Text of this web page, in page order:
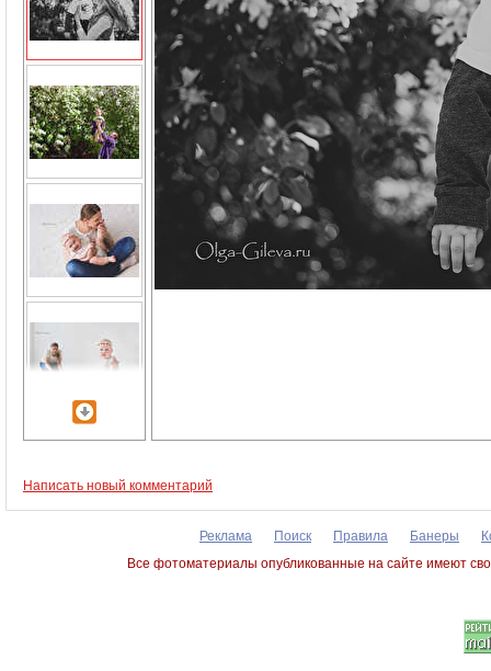
Написать новый комментарий
Реклама Поиск Правила Банеры
Все фотоматериалы опубликованные на сайте имеют